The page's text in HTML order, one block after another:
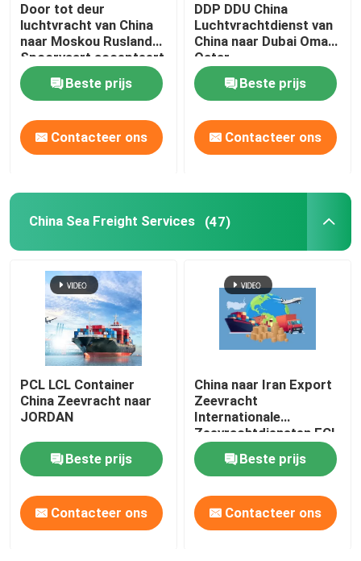
Neem contact met ons op
Vraag een offerte
Internationale expeditiediensten
Grensoverschrijdende inkoop
China Sea Freight Services
Midden-Oosten scheepvaart
Internationale Spoorvracht
Deur-tot-deur verzending vanuit China
Voertuigvracht uit China
Door tot deur
luchtvracht van China
naar Moskou Rusland
Spoorvaart accepteert
alle goederen
Beste prijs
Contacteer ons
DDP DDU China
Luchtvrachtdienst van
China naar Dubai Oman
Qatar
Beste prijs
Contacteer ons
China Sea Freight Services (47)
PCL LCL Container
China Zeevracht naar
JORDAN
Beste prijs
Contacteer ons
China naar Iran Export
Zeevracht
Internationale
Zeevrachtdiensten FCL
Beste prijs
Contacteer ons